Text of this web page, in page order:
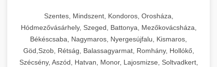
Szentes, Mindszent, Kondoros, Orosháza,
Hódmezővásárhely, Szeged, Battonya, Mezőkovácsháza,
Békéscsaba, Nagymaros, Nyergesújfalu, Kismaros,
Göd,Szob, Rétság, Balassagyarmat, Romhány, Hollókő,
Szécsény, Aszód, Hatvan, Monor, Lajosmizse, Soltvadkert,